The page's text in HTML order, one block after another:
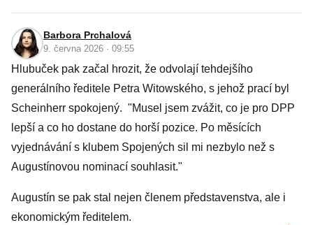
Barbora Prchalová
9. června 2026 · 09:55
Hlubuček pak začal hrozit, že odvolají tehdejšího
generálního ředitele Petra Witowského, s jehož prací byl
Scheinherr spokojený. "Musel jsem zvážit, co je pro DPP
lepší a co ho dostane do horší pozice. Po měsících
vyjednávání s klubem Spojených sil mi nezbylo než s
Augustínovou nominací souhlasit."
Augustín se pak stal nejen členem představenstva, ale i
ekonomickým ředitelem.